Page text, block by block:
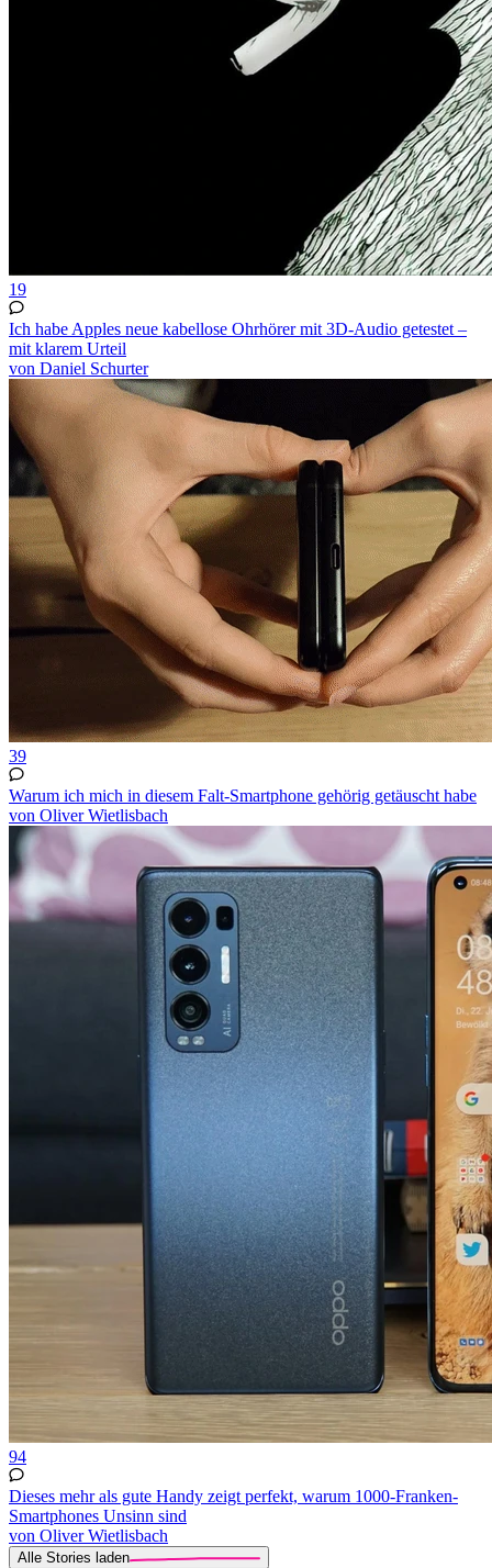
19
Ich habe Apples neue kabellose Ohrhörer mit 3D-Audio getestet –
mit klarem Urteil
von Daniel Schurter
39
Warum ich mich in diesem Falt-Smartphone gehörig getäuscht habe
von Oliver Wietlisbach
94
Dieses mehr als gute Handy zeigt perfekt, warum 1000-Franken-
Smartphones Unsinn sind
von Oliver Wietlisbach
Alle Stories laden